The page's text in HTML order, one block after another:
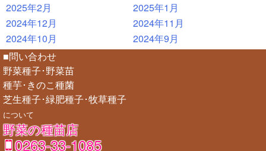
2025年2月
2025年1月
2024年12月
2024年11月
2024年10月
2024年9月
■問い合わせ
野菜種子･野菜苗
種芋･きのこ種菌
芝生種子･緑肥種子･牧草種子
について
野菜の種苗店
0263-33-1085